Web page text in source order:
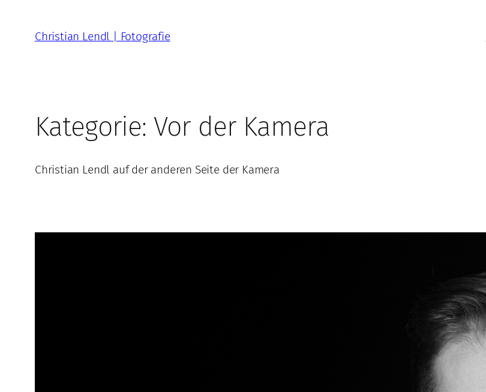
springen
Christian Lendl | Fotografie
Kategorie: Vor der Kamera
Christian Lendl auf der anderen Seite der Kamera